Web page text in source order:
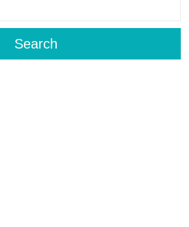
Search